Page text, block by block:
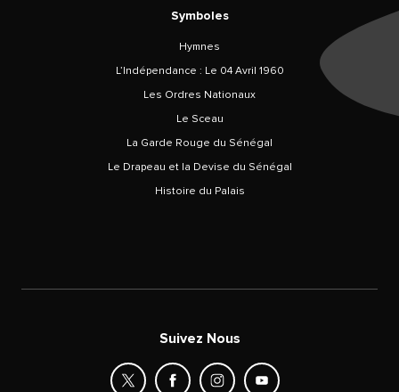
Symboles
Hymnes
L’Indépendance : Le 04 Avril 1960
Les Ordres Nationaux
Le Sceau
La Garde Rouge du Sénégal
Le Drapeau et la Devise du Sénégal
Histoire du Palais
Suivez Nous